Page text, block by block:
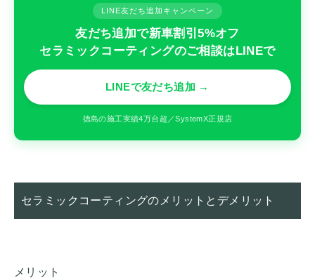
LINE友だち追加キャンペーン
友だち追加で新車割引5%オフ
セラミックコーティングのご相談はLINEで
LINEで友だち追加 →
徳島の施工実績4万台超／SystemX正規店
セラミックコーティングのメリットとデメリット
メリット